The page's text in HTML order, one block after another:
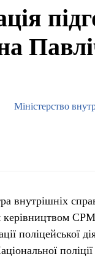
Міністерство
внутрішніх